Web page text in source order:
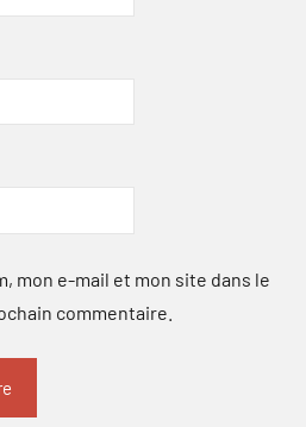
mon e-mail et mon site dans le
commentaire.